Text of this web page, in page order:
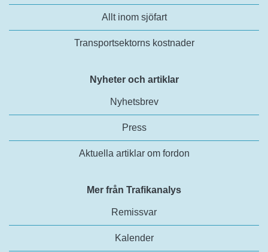
Allt inom sjöfart
Transportsektorns kostnader
Nyheter och artiklar
Nyhetsbrev
Press
Aktuella artiklar om fordon
Mer från Trafikanalys
Remissvar
Kalender